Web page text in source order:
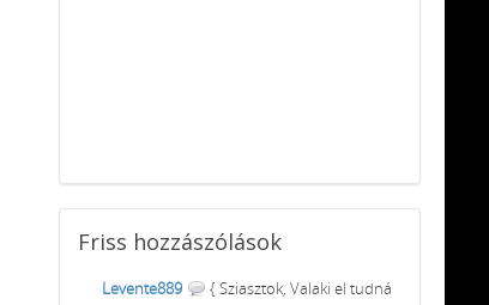
Friss hozzászólások
Levente889
{ Sziasztok, Valaki el tudná